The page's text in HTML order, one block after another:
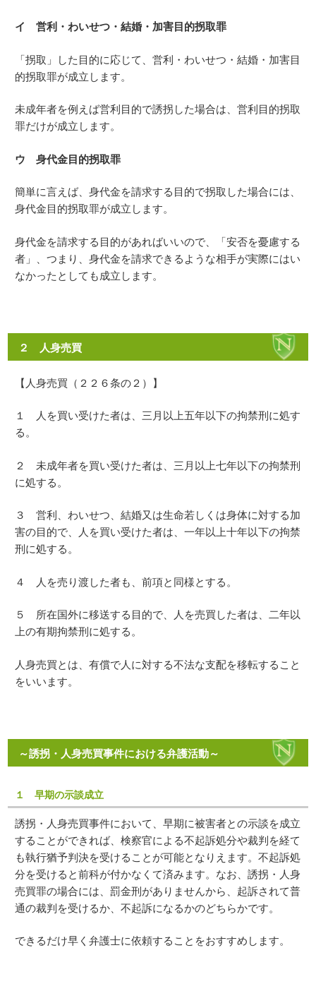
イ 営利・わいせつ・結婚・加害目的拐取罪
「拐取」した目的に応じて、営利・わいせつ・結婚・加害目
的拐取罪が成立します。
未成年者を例えば営利目的で誘拐した場合は、営利目的拐取
罪だけが成立します。
ウ 身代金目的拐取罪
簡単に言えば、身代金を請求する目的で拐取した場合には、
身代金目的拐取罪が成立します。
身代金を請求する目的があればいいので、「安否を憂慮する
者」、つまり、身代金を請求できるような相手が実際にはい
なかったとしても成立します。
２ 人身売買
【人身売買（２２６条の２）】
１ 人を買い受けた者は、三月以上五年以下の拘禁刑に処す
る。
２ 未成年者を買い受けた者は、三月以上七年以下の拘禁刑
に処する。
３ 営利、わいせつ、結婚又は生命若しくは身体に対する加
害の目的で、人を買い受けた者は、一年以上十年以下の拘禁
刑に処する。
４ 人を売り渡した者も、前項と同様とする。
５ 所在国外に移送する目的で、人を売買した者は、二年以
上の有期拘禁刑に処する。
人身売買とは、有償で人に対する不法な支配を移転すること
をいいます。
～誘拐・人身売買事件における弁護活動～
１ 早期の示談成立
誘拐・人身売買事件において、早期に被害者との示談を成立
することができれば、検察官による不起訴処分や裁判を経て
も執行猶予判決を受けることが可能となりえます。不起訴処
分を受けると前科が付かなくて済みます。なお、誘拐・人身
売買罪の場合には、罰金刑がありませんから、起訴されて普
通の裁判を受けるか、不起訴になるかのどちらかです。
できるだけ早く弁護士に依頼することをおすすめします。